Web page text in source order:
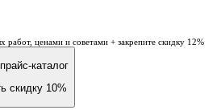
работ, ценами и советами + закрепите скидку 12%
каталог
скидку 10%